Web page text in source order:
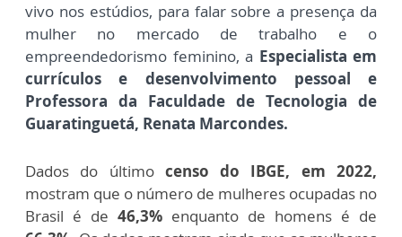
vivo nos estúdios, para falar sobre a presença da
mulher no mercado de trabalho e o
empreendedorismo feminino, a Especialista em
currículos e desenvolvimento pessoal e
Professora da Faculdade de Tecnologia de
Guaratinguetá, Renata Marcondes.
Dados do último censo do IBGE, em 2022,
mostram que o número de mulheres ocupadas no
Brasil é de 46,3% enquanto de homens é de